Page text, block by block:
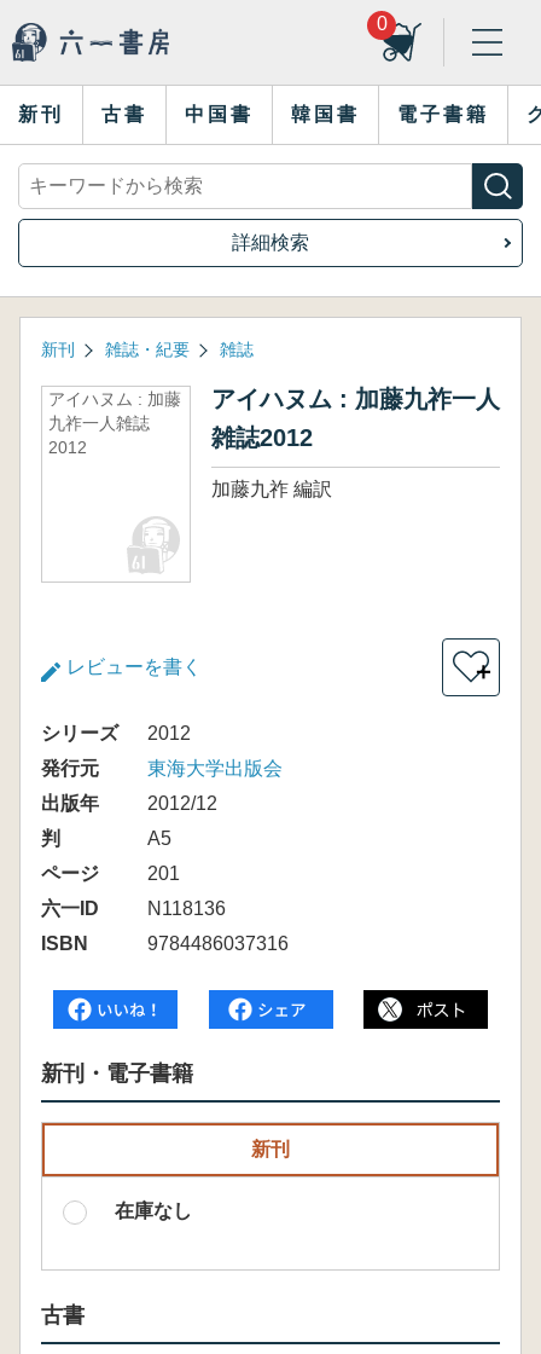
0
新刊 古書 中国書 韓国書 電子書籍
詳細検索
新刊 雑誌・紀要 雑誌
アイハヌム : 加藤
九祚一人雑誌
2012
アイハヌム : 加藤九祚一人
雑誌2012
加藤九祚 編訳
レビューを書く ＋
シリーズ
2012
発行元
東海大学出版会
出版年
2012/12
判
A5
ページ
201
六一ID
N118136
ISBN
9784486037316
新刊・電子書籍
新刊
在庫なし
古書